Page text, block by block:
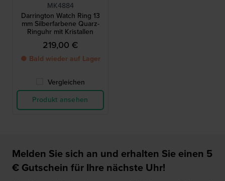
MK4884
Darrington Watch Ring 13
mm Silberfarbene Quarz-
Ringuhr mit Kristallen
219,00 €
● Bald wieder auf Lager
Vergleichen
Produkt ansehen
Melden Sie sich an und erhalten Sie einen 5
€ Gutschein für Ihre nächste Uhr!